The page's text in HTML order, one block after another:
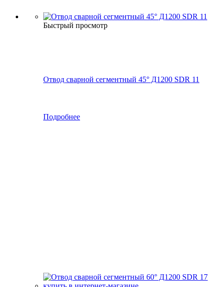
Быстрый просмотр
Отвод сварной сегментный 45° Д1200 SDR 11
Подробнее